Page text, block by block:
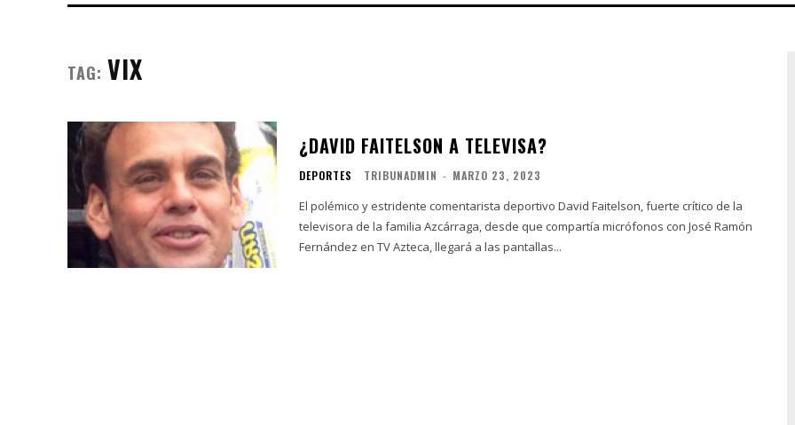
TAG: VIX
¿DAVID FAITELSON A TELEVISA?
DEPORTES TRIBUNADMIN - MARZO 23, 2023
El polémico y estridente comentarista deportivo David Faitelson, fuerte crítico de la
televisora de la familia Azcárraga, desde que compartía micrófonos con José Ramón
Fernández en TV Azteca, llegará a las pantallas...